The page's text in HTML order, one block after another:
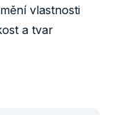
vlastnosti
a tvar